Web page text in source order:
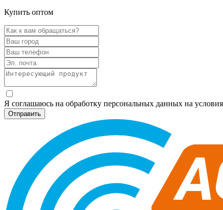
Купить оптом
Я соглашаюсь на обработку персональных данных на